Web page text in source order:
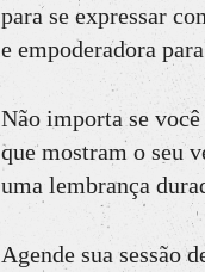
para se expressar
e empoderadora
Não importa se
que mostram o seu
uma lembrança
Agende sua sessão